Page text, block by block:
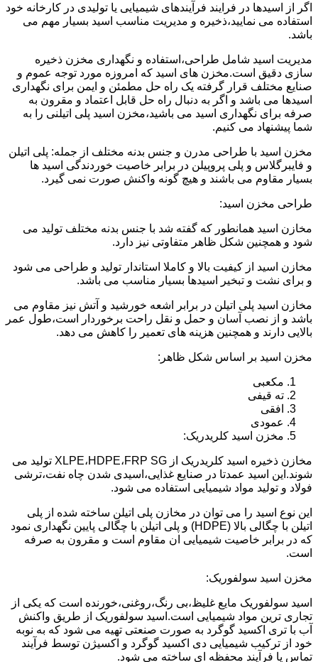
اگر از اسیدها در فرایند فرآیندهای شیمیایی یا تولیدی در کارخانه خود
استفاده می نمایید،ذخیره و مدیریت مناسب اسید بسیار مهم می
باشد.
مدیریت اسید شامل طراحی،استفاده و نگهداری مخزن ذخیره
سازی دقیق است.مخزن های اسید که امروزه مورد توجه عموم و
صنایع مختلف قرار گرفته یک راه حل مطمئن و ایمن برای نگهداری
اسیدها می باشد و اگر به دنبال راه حل قابل اعتماد و مقرون به
صرفه برای نگهداری اسید می باشید،مخزن اسید پلی اتیلنی را به
شما پیشنهاد می کنیم.
مخزن اسید با طراحی مدرن و جنس بدنه مختلف از جمله: پلی اتیلن
و فایبرگلاس و پلی پروپیلن در برابر خاصیت خوردندگی اسید ها
بسیار مقاوم می باشند و هیچ گونه واکنش صورت نمی گیرد.
طراحی مخزن اسید:
مخازن اسید همانطور که گفته شد با جنس بدنه مختلف تولید می
شود و همچنین شکل ظاهر متفاوتی نیز دارد.
مخازن اسید از کیفیت بالا و کاملا استاندار تولید و طراحی می شود
و برای نشت و تبخیر اسیدها بسیار مناسب می باشد.
مخازن اسید پلی اتیلن در برابر اشعه خورشید و آتش نیز مقاوم می
باشد و از نصب آسان و حمل و نقل راحت برخوردار است،طول عمر
بالایی دارند و همچنین هزینه های تعمیر را کاهش می دهد.
مخزن اسید بر اساس شکل ظاهر:
مکعبی
ته قیفی
افقی
عمودی
مخزن اسید کلریدریک:
مخازن ذخیره اسید کلریدریک از XLPE،HDPE،FRP SG تولید می
شوند.این اسید عمدتا در صنایع غذایی،اسیدی شدن چاه نفت،ترشی
فولاد و تولید مواد شیمیایی استفاده می شود.
این نوع اسید را می توان در مخازن پلی اتیلن ساخته شده از پلی
اتیلن با چگالی بالا (HDPE) و پلی اتیلن با چگالی پایین نگهداری نمود
که در برابر خاصیت شیمیایی ان مقاوم است و مقرون به صرفه
است.
مخزن اسید سولفوریک:
اسید سولفوریک مایع غلیظ،بی رنگ،روغنی،خورنده است که یکی از
تجاری ترین مواد شیمیایی است.اسید سولفوریک از طریق واکنش
آب با تری اکسید گوگرد به صورت صنعتی تهیه می شود که به نوبه
خود از ترکیب شیمیایی دی اکسید گوگرد و اکسیژن توسط فرآیند
تماس یا فرآیند محفظه ای ساخته می شود.